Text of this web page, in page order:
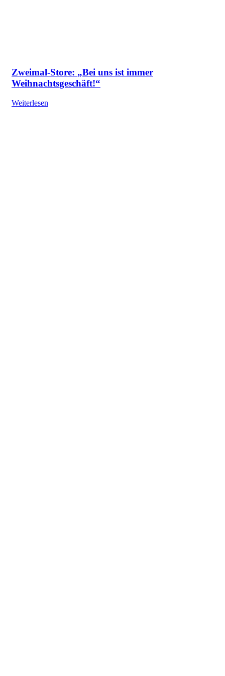
Zweimal-Store: „Bei uns ist immer
Weihnachtsgeschäft!“
Weiterlesen